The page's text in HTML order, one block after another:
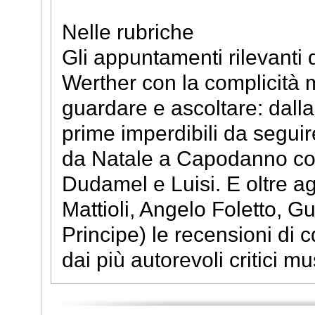
Nelle rubriche
Gli appuntamenti rilevanti
Werther con la complicità
guardare e ascoltare:
prime imperdibili da
da Natale a Capodanno
Dudamel e Luisi. E oltre
Mattioli, Angelo Foletto,
Principe) le recensioni di
dai più autorevoli critici